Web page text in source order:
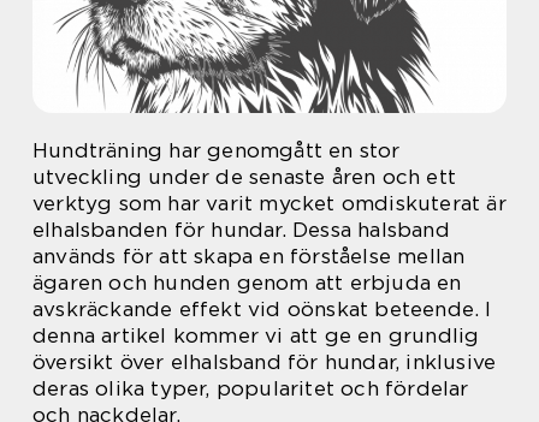
Hundträning har genomgått en stor
utveckling under de senaste åren och ett
verktyg som har varit mycket omdiskuterat är
elhalsbanden för hundar. Dessa halsband
används för att skapa en förståelse mellan
ägaren och hunden genom att erbjuda en
avskräckande effekt vid oönskat beteende. I
denna artikel kommer vi att ge en grundlig
översikt över elhalsband för hundar, inklusive
deras olika typer, popularitet och fördelar
och nackdelar.